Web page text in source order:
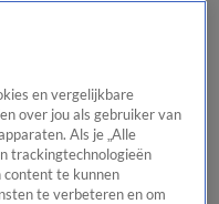
beste van Hart
Tip de
en vergelijkbare
over jou als gebruiker van
Als je „Alle
trackingtechnologieën
content te kunnen
te verbeteren en om